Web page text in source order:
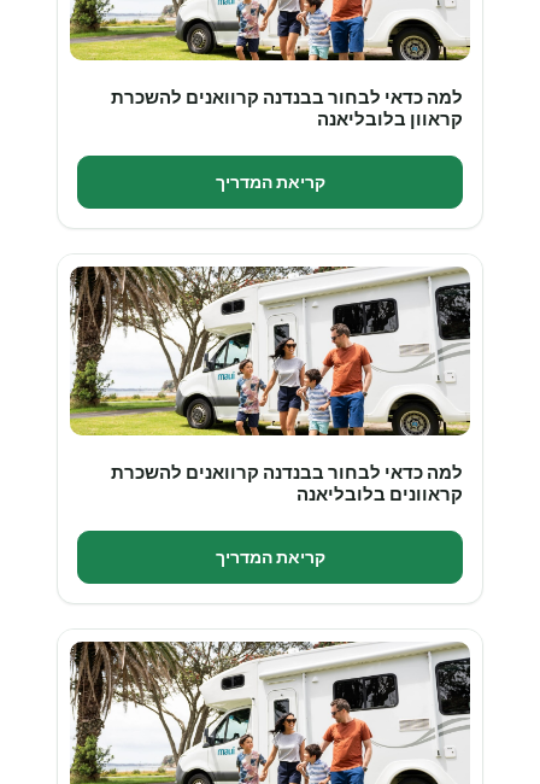
למה כדאי לבחור בבנדנה קרוואנים להשכרת
קראוון בלובליאנה
קריאת המדריך
למה כדאי לבחור בבנדנה קרוואנים להשכרת
קראוונים בלובליאנה
קריאת המדריך